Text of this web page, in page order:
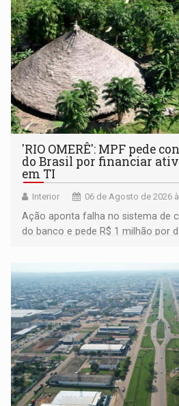
'RIO OMERÊ': MPF pede
do Brasil por financiar
em TI
Interior 06 de Agosto de 2026
Ação aponta falha no sistema de
do banco e pede R$ 1 milhão por